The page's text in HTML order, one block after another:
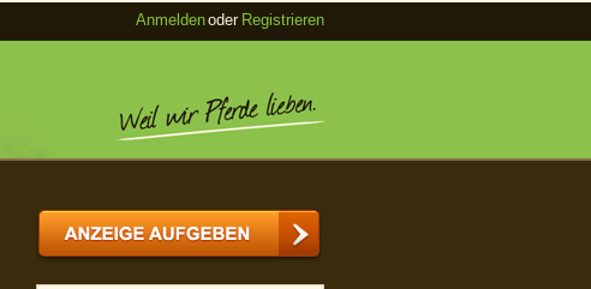
Anmeldenoder Registrieren